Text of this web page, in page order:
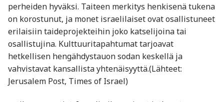
perheiden hyväksi. Taiteen merkitys henkisenä tukena
on korostunut, ja monet israelilaiset ovat osallistuneet
erilaisiin taideprojekteihin joko katselijoina tai
osallistujina. Kulttuuritapahtumat tarjoavat
hetkellisen hengähdystauon sodan keskellä ja
vahvistavat kansallista yhtenäisyyttä.(Lähteet:
Jerusalem Post, Times of Israel)